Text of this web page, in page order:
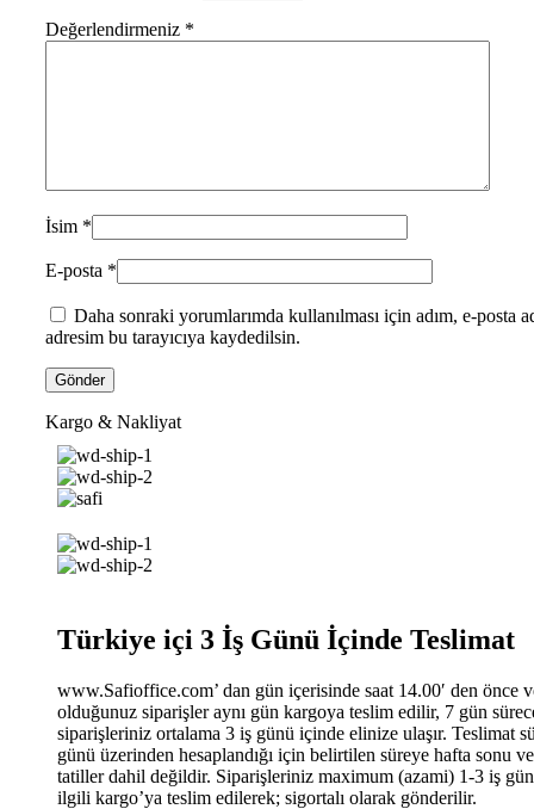
Değerlendirmeniz *
İsim *
E-posta *
Daha sonraki yorumlarımda kullanılması için adım, e-posta
adresim bu tarayıcıya kaydedilsin.
Kargo & Nakliyat
Türkiye içi 3 İş Günü İçinde Teslimat
www.Safioffice.com’ dan gün içerisinde saat 14.00′ den önce
olduğunuz siparişler aynı gün kargoya teslim edilir, 7 gün
siparişleriniz ortalama 3 iş günü içinde elinize ulaşır. Teslimat
günü üzerinden hesaplandığı için belirtilen süreye hafta sonu
tatiller dahil değildir. Siparişleriniz maximum (azami) 1-3 iş
ilgili kargo’ya teslim edilerek; sigortalı olarak gönderilir.